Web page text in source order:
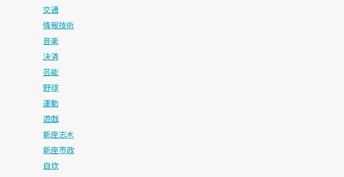
交通
情報技術
音楽
決済
芸能
野球
運動
遊戯
新座志木
新座市政
自炊